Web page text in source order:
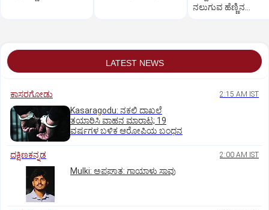
ನಲುಗುವ ಹೆಣ್ಣಿನ
LATEST NEWS
ಕಾಸರಗೋಡು 2:15 AM IST
Kasaragodu: ನಕಲಿ ದಾಖಲೆ
ತಯಾರಿಸಿ ವಾಹನ ಮಾರಾಟ; 19
ವರ್ಷಗಳ ಬಳಿಕ ಆರೋಪಿಯ ಬಂಧನ
ದಕ್ಷಿಣಕನ್ನಡ 2:00 AM IST
Mulki: ಅಪಘಾತ: ಗಾಯಾಳು ಸಾವು